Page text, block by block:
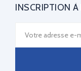
INSCRIPTION